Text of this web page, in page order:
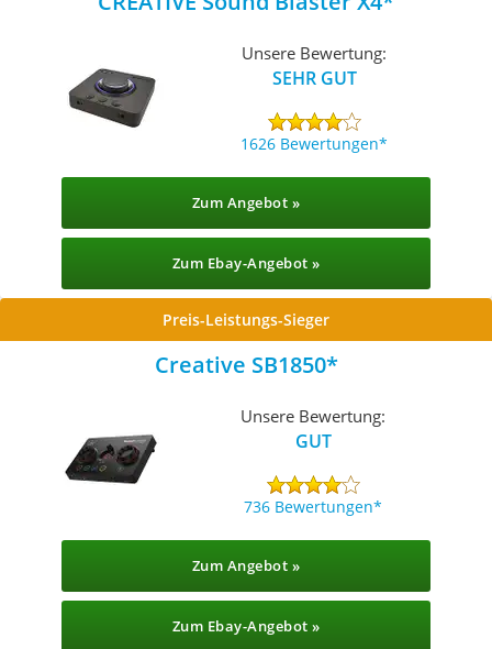
Unsere Bewertung:
SEHR GUT
1626 Bewertungen
Zum Angebot »
Zum Ebay-Angebot »
Preis-Leistungs-Sieger
Creative SB1850
Unsere Bewertung:
GUT
736 Bewertungen
Zum Angebot »
Zum Ebay-Angebot »